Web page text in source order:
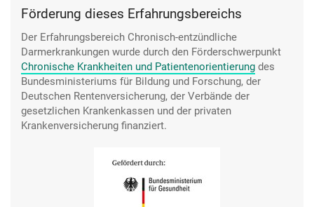
Förderung dieses Erfahrungsbereichs
Der Erfahrungsbereich Chronisch-entzündliche
Darmerkrankungen wurde durch den Förderschwerpunkt
Chronische Krankheiten und Patientenorientierung des
Bundesministeriums für Bildung und Forschung, der
Deutschen Rentenversicherung, der Verbände der
gesetzlichen Krankenkassen und der privaten
Krankenversicherung finanziert.